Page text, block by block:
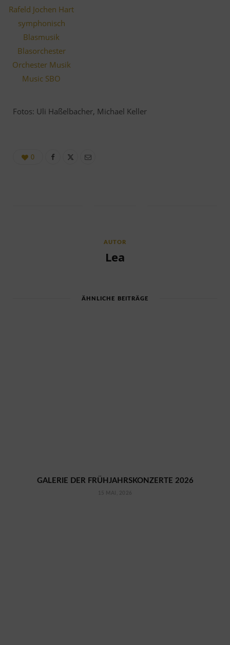
Fotos: Uli Haßelbacher, Michael Keller
0
AUTOR
Lea
ÄHNLICHE BEITRÄGE
GALERIE DER FRÜHJAHRSKONZERTE 2026